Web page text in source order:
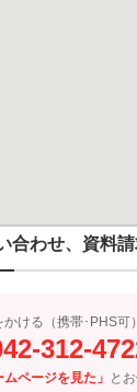
合わせ、資料
かける（携帯･PHS可）
312-
ムページを見た」 と